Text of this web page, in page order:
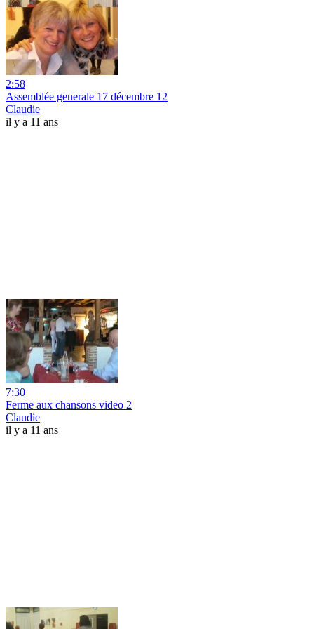
2:58
Assemblée generale 17 décembre 12
Claudie
il y a 11 ans
7:30
Ferme aux chansons video 2
Claudie
il y a 11 ans